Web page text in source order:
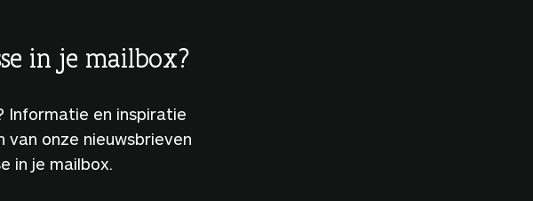
in je mailbox?
Informatie en inspiratie
van onze nieuwsbrieven
in je mailbox.